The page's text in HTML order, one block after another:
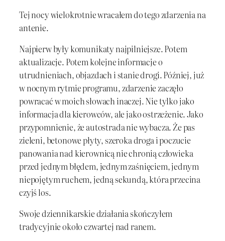
Tej nocy wielokrotnie wracałem do tego zdarzenia na
antenie.
Najpierw były komunikaty najpilniejsze. Potem
aktualizacje. Potem kolejne informacje o
utrudnieniach, objazdach i stanie drogi. Później, już
w nocnym rytmie programu, zdarzenie zaczęło
powracać w moich słowach inaczej. Nie tylko jako
informacja dla kierowców, ale jako ostrzeżenie. Jako
przypomnienie, że autostrada nie wybacza. Że pas
zieleni, betonowe płyty, szeroka droga i poczucie
panowania nad kierownicą nie chronią człowieka
przed jednym błędem, jednym zaśnięciem, jednym
niepojętym ruchem, jedną sekundą, która przecina
czyjś los.
Swoje dziennikarskie działania skończyłem
tradycyjnie około czwartej nad ranem.